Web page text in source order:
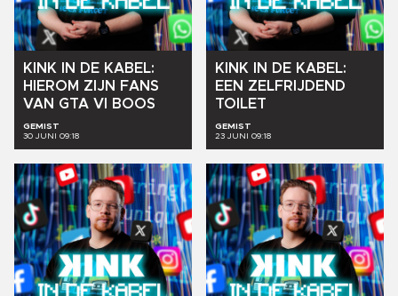
KINK IN DE KABEL:
HIEROM ZIJN
FANS
VAN GTA VI BOOS
GEMIST
30 JUNI 09:18
KINK IN DE KABEL:
EEN ZELFRIJDEND
TOILET
GEMIST
23 JUNI 09:18